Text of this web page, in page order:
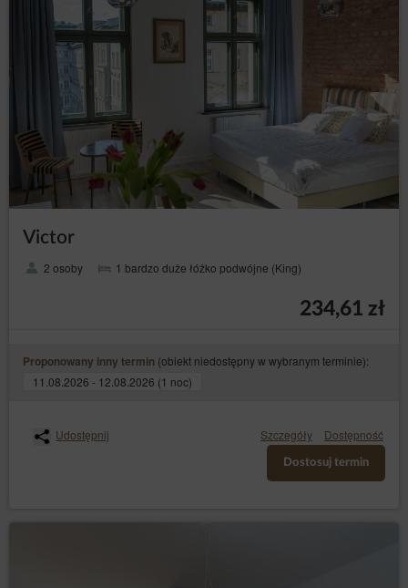
Victor
2 osoby 1 bardzo duże łóżko podwójne (King)
234,61 zł
Proponowany inny termin (obiekt niedostępny w wybranym terminie):
11.08.2026 - 12.08.2026 (1 noc)
Udostępnij Szczegóły Dostępność
Dostosuj termin